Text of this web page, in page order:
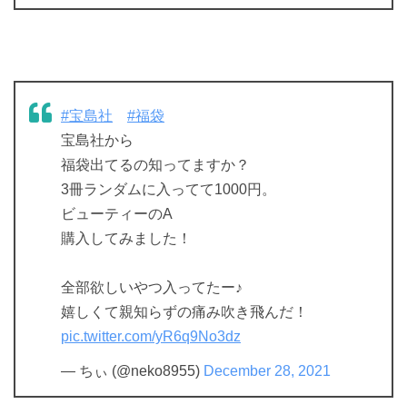
#宝島社
#福袋
宝島社から
福袋出てるの知ってますか？
3冊ランダムに入ってて1000円。
ビューティーのA
購入してみました！
全部欲しいやつ入ってたー♪
嬉しくて親知らずの痛み吹き飛んだ！
pic.twitter.com/yR6q9No3dz
— ちぃ (@neko8955) December 28, 2021